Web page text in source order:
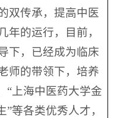
双传承，提高中医
年的运行，目前，
下，已经成为临床
师的带领下，培养
“上海中医药大学金
等各类优秀人才，